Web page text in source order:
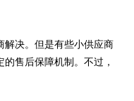
解决。但是有些小供应商
售后保障机制。不过，